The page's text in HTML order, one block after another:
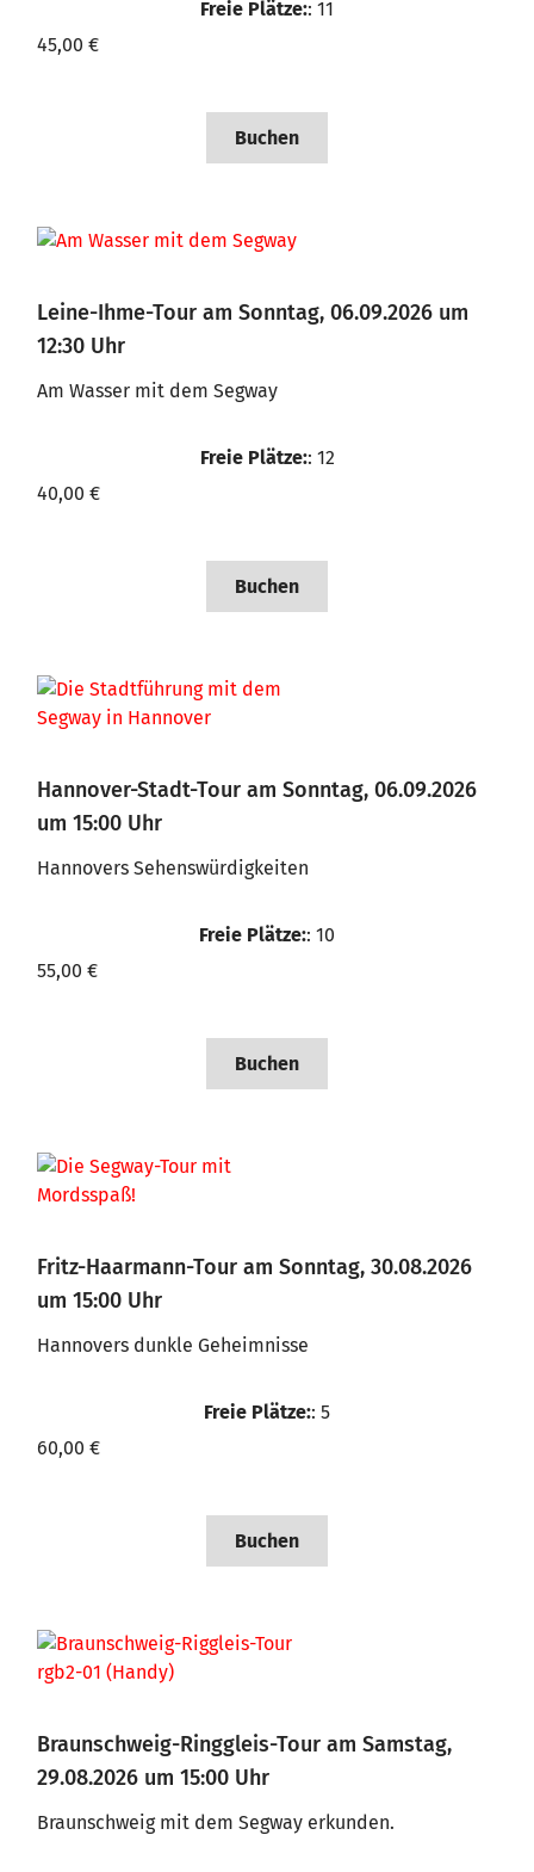
Freie Plätze:: 11
45,00 €
Buchen
Leine-Ihme-Tour am Sonntag, 06.09.2026 um
12:30 Uhr
Am Wasser mit dem Segway
Freie Plätze:: 12
40,00 €
Buchen
Hannover-Stadt-Tour am Sonntag, 06.09.2026
um 15:00 Uhr
Hannovers Sehenswürdigkeiten
Freie Plätze:: 10
55,00 €
Buchen
Fritz-Haarmann-Tour am Sonntag, 30.08.2026
um 15:00 Uhr
Hannovers dunkle Geheimnisse
Freie Plätze:: 5
60,00 €
Buchen
Braunschweig-Ringgleis-Tour am Samstag,
29.08.2026 um 15:00 Uhr
Braunschweig mit dem Segway erkunden.